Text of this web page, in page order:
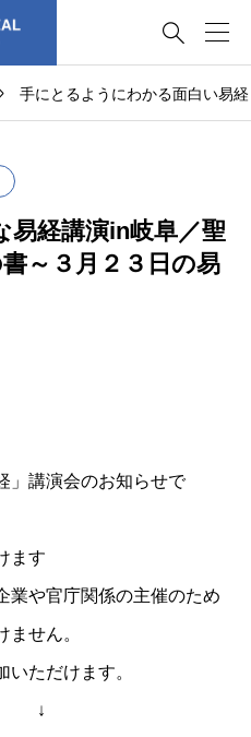

手にとるようにわかる面白い易経
易経講演in岐阜／聖
～３月２３日の易
」講演会のお知らせで
ます
や官庁関係の主催のため
せん。
ただけます。